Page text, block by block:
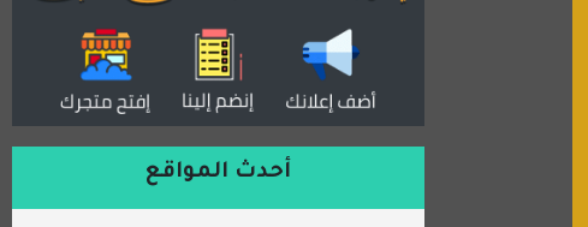
دكان العرب للأعلانات
منتدى عدلات
السعدون لصناعة السجاد
أحدث المواقع